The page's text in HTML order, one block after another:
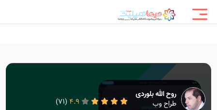
روح الله بلوردی
طراح وب
4.9
(71)